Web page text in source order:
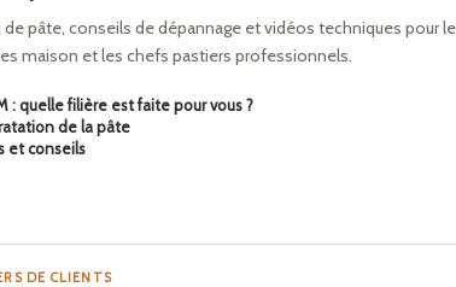
pâte, conseils de dépannage et vidéos techniques pour
maison et les chefs pastiers professionnels.
: quelle filière est faite pour vous ?
de la pâte
et conseils
DE CLIENTS